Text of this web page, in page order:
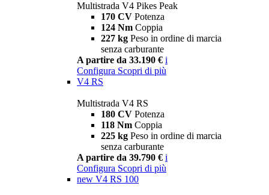
Multistrada V4 Pikes Peak
170 CV Potenza
124 Nm Coppia
227 kg Peso in ordine di marcia
senza carburante
A partire da 33.190 € i
Configura Scopri di più
V4 RS
Multistrada V4 RS
180 CV Potenza
118 Nm Coppia
225 kg Peso in ordine di marcia
senza carburante
A partire da 39.790 € i
Configura Scopri di più
new V4 RS 100